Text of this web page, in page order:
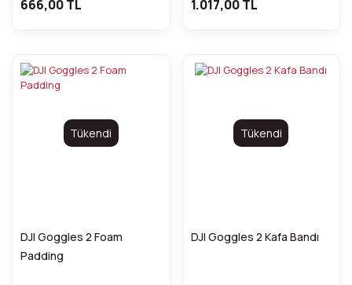
666,00 TL 1.017,00 TL
Tükendi
DJI Goggles 2 Foam
Padding
Tükendi
DJI Goggles 2 Kafa Bandı